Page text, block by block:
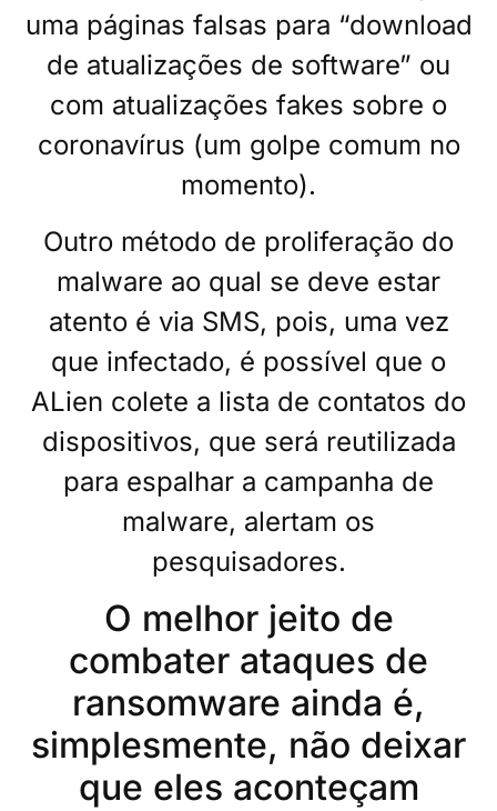
uma páginas falsas para “download
de atualizações de software” ou
com atualizações fakes sobre o
coronavírus (um golpe comum no
momento).
Outro método de proliferação do
malware ao qual se deve estar
atento é via SMS, pois, uma vez
que infectado, é possível que o
ALien colete a lista de contatos do
dispositivos, que será reutilizada
para espalhar a campanha de
malware, alertam os
pesquisadores.
O melhor jeito de
combater ataques de
ransomware ainda é,
simplesmente, não deixar
que eles aconteçam